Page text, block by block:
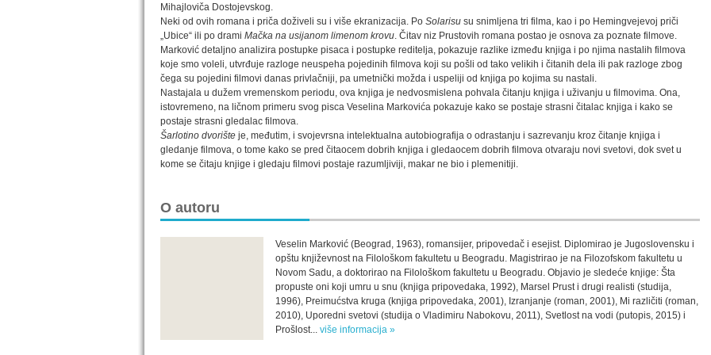
Mihajloviča Dostojevskog.
Neki od ovih romana i priča doživeli su i više ekranizacija. Po Solarisu su snimljena tri filma, kao i po Hemingvejevoj priči
„Ubice“ ili po drami Mačka na usijanom limenom krovu. Čitav niz Prustovih romana postao je osnova za poznate filmove.
Marković detaljno analizira postupke pisaca i postupke reditelja, pokazuje razlike između knjiga i po njima nastalih filmova
koje smo voleli, utvrđuje razloge neuspeha pojedinih filmova koji su pošli od tako velikih i čitanih dela ili pak razloge zbog
čega su pojedini filmovi danas privlačniji, pa umetnički možda i uspeliji od knjiga po kojima su nastali.
Nastajala u dužem vremenskom periodu, ova knjiga je nedvosmislena pohvala čitanju knjiga i uživanju u filmovima. Ona,
istovremeno, na ličnom primeru svog pisca Veselina Markovića pokazuje kako se postaje strasni čitalac knjiga i kako se
postaje strasni gledalac filmova.
Šarlotino dvorište je, međutim, i svojevrsna intelektualna autobiografija o odrastanju i sazrevanju kroz čitanje knjiga i
gledanje filmova, o tome kako se pred čitaocem dobrih knjiga i gledaocem dobrih filmova otvaraju novi svetovi, dok svet u
kome se čitaju knjige i gledaju filmovi postaje razumljiviji, makar ne bio i plemenitiji.
O autoru
Veselin Marković (Beograd, 1963), romansijer, pripovedač i esejist. Diplomirao je Jugoslovensku i
opštu književnost na Filološkom fakultetu u Beogradu. Magistrirao je na Filozofskom fakultetu u
Novom Sadu, a doktorirao na Filološkom fakultetu u Beogradu. Objavio je sledeće knjige: Šta
propuste oni koji umru u snu (knjiga pripovedaka, 1992), Marsel Prust i drugi realisti (studija,
1996), Preimućstva kruga (knjiga pripovedaka, 2001), Izranjanje (roman, 2001), Mi različiti (roman,
2010), Uporedni svetovi (studija o Vladimiru Nabokovu, 2011), Svetlost na vodi (putopis, 2015) i
Prošlost... više informacija »